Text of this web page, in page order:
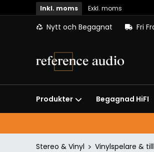
Inkl. moms Exkl. moms
Nytt och Begagnat Fri
Produkter Begagnad HiFI
Stereo & Vinyl Vinylspelare &